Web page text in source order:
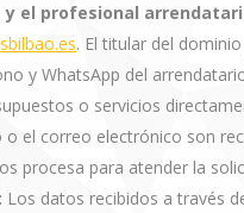
el profesional
. El titular del
y WhatsApp del
o servicios
el correo electrónico son
procesa para atender la
Los datos recibidos a través